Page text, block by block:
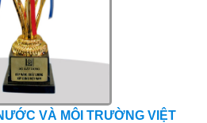
VÀ MÔI TRƯỜNG VIỆT